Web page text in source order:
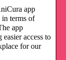
app
in terms of
app
access to
for our